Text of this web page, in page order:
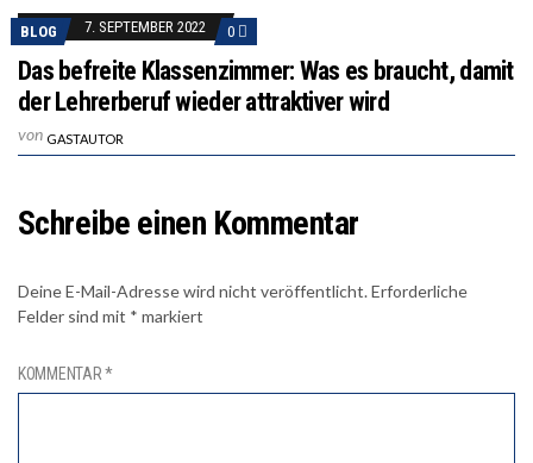
BLOG 7. SEPTEMBER 2022 0
Das befreite Klassenzimmer: Was es braucht, damit
der Lehrerberuf wieder attraktiver wird
von GASTAUTOR
Schreibe einen Kommentar
Deine E-Mail-Adresse wird nicht veröffentlicht.Erforderliche
Felder sind mit * markiert
KOMMENTAR*